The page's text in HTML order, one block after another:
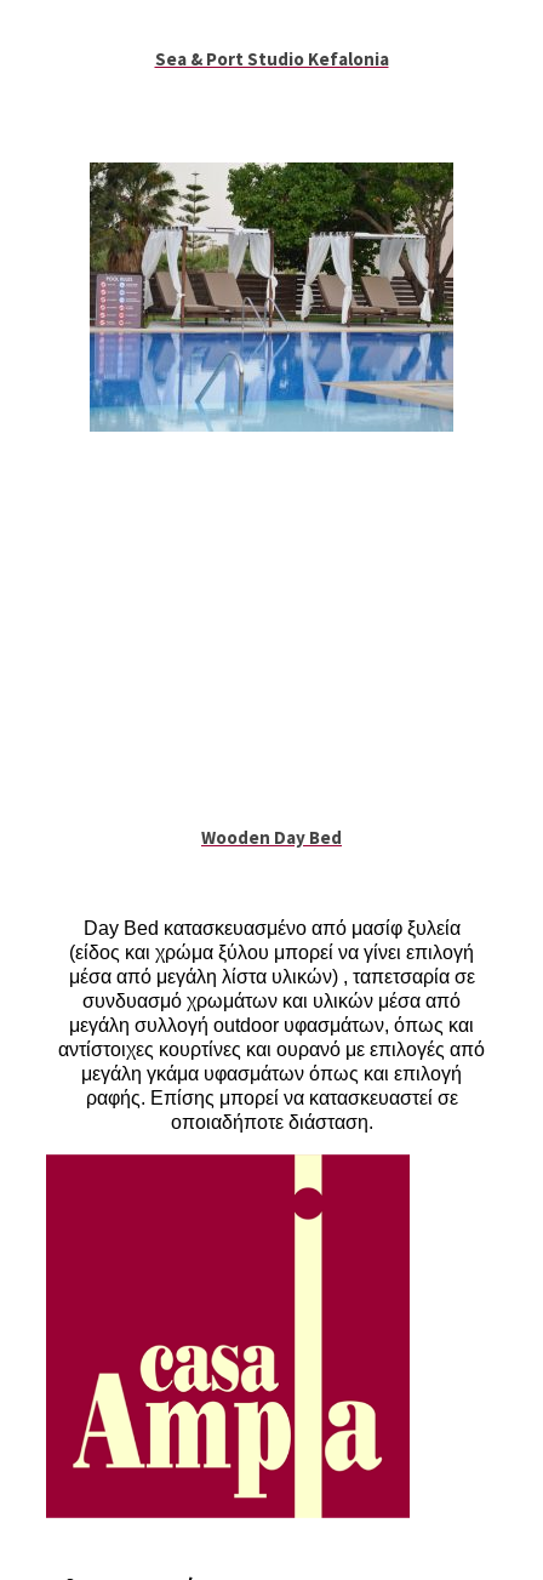
Sea & Port Studio Kefalonia
Wooden Day Bed
Day Bed κατασκευασμένο από μασίφ ξυλεία
(είδος και χρώμα ξύλου μπορεί να γίνει επιλογή
μέσα από μεγάλη λίστα υλικών) , ταπετσαρία σε
συνδυασμό χρωμάτων και υλικών μέσα από
μεγάλη συλλογή outdoor υφασμάτων, όπως και
αντίστοιχες κουρτίνες και ουρανό με επιλογές από
μεγάλη γκάμα υφασμάτων όπως και επιλογή
ραφής. Επίσης μπορεί να κατασκευαστεί σε
οποιαδήποτε διάσταση.